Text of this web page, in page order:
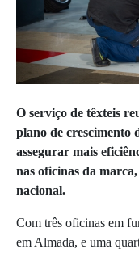
O serviço de têxteis
plano de crescimento
assegurar mais
nas oficinas da
nacional.
Com três oficinas em
em Almada, e uma